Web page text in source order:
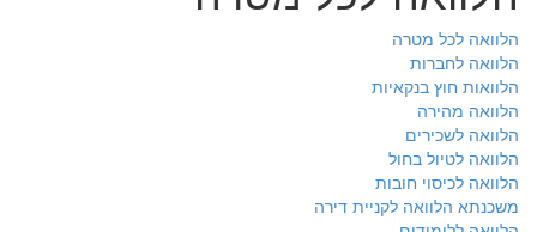
הלוואה לכל מטרה
הלוואה לחברות
הלוואות חוץ בנקאיות
הלוואה מהירה
הלוואה לשכירים
הלוואה לטיול בחול
הלוואה לכיסוי חובות
משכנתא הלוואה לקניית דירה